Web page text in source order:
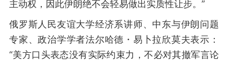
主动权，因此伊朗绝不会轻易做出实质性让步。”
俄罗斯人民友谊大学经济系讲师、中东与伊朗问题
专家、政治学学者法尔哈德・易卜拉欣莫夫表示：
“美方口头表态没有实际约束力，不必对其撤军言论